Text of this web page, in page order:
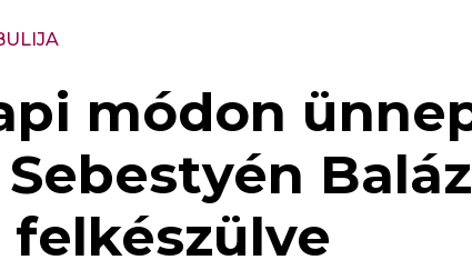
módon